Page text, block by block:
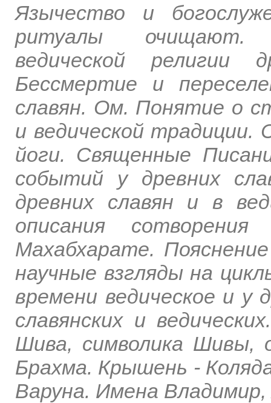
Язычество и
ритуалы очищают.
ведической религии
Бессмертие и
славян. Ом. Понятие о
и ведической
йоги. Священные
событий у древних
древних славян и в
описания
Махабхарате.
научные взгляды на
времени ведическое и у
славянских и
Шива, символика Шивы,
Брахма. Крышень -
Варуна. Имена